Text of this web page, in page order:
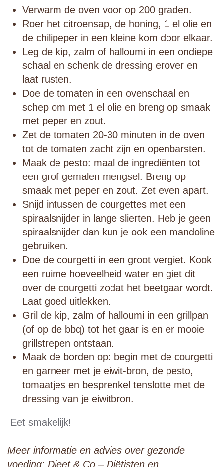
Verwarm de oven voor op 200 graden.
Roer het citroensap, de honing, 1 el olie en
de chilipeper in een kleine kom door elkaar.
Leg de kip, zalm of halloumi in een ondiepe
schaal en schenk de dressing erover en
laat rusten.
Doe de tomaten in een ovenschaal en
schep om met 1 el olie en breng op smaak
met peper en zout.
Zet de tomaten 20-30 minuten in de oven
tot de tomaten zacht zijn en openbarsten.
Maak de pesto: maal de ingrediënten tot
een grof gemalen mengsel. Breng op
smaak met peper en zout. Zet even apart.
Snijd intussen de courgettes met een
spiraalsnijder in lange slierten. Heb je geen
spiraalsnijder dan kun je ook een mandoline
gebruiken.
Doe de courgetti in een groot vergiet. Kook
een ruime hoeveelheid water en giet dit
over de courgetti zodat het beetgaar wordt.
Laat goed uitlekken.
Gril de kip, zalm of halloumi in een grillpan
(of op de bbq) tot het gaar is en er mooie
grillstrepen ontstaan.
Maak de borden op: begin met de courgetti
en garneer met je eiwit-bron, de pesto,
tomaatjes en besprenkel tenslotte met de
dressing van je eiwitbron.
Eet smakelijk!
Meer informatie en advies over gezonde
voeding: Dieet & Co – Diëtisten en